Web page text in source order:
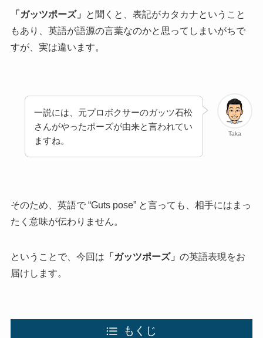
「ガッツポーズ」
と聞くと、表記がカタカナということ
もあり、英語が語源の言葉なのかと思ってしまいがちで
すが、実は違います。
Taka
一説には、元プロボクサーのガッツ石松
さんがやったポーズが由来と言われてい
ますね。
そのため、英語で “Guts pose” と言っても、相手にはまっ
たく意味が伝わりません。
ということで、今回は 「ガッツポーズ」 の英語表現をお
届けします。
もくじ